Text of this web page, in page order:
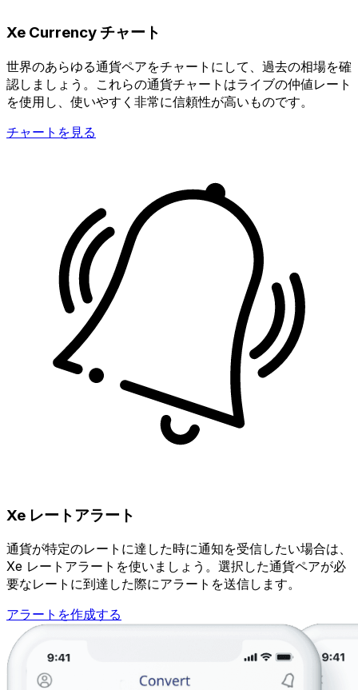
Xe Currency チャート
世界のあらゆる通貨ペアをチャートにして、過去の相場を確
認しましょう。これらの通貨チャートはライブの仲値レート
を使用し、使いやすく非常に信頼性が高いものです。
チャートを見る
Xe レートアラート
通貨が特定のレートに達した時に通知を受信したい場合は、
Xe レートアラートを使いましょう。選択した通貨ペアが必
要なレートに到達した際にアラートを送信します。
アラートを作成する